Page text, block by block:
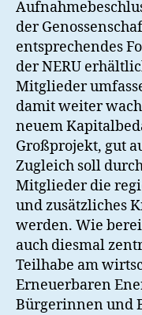
der
entsprechendes
der NERU
Mitglieder
damit weiter
neuem
Großprojekt, gut
Zugleich soll
Mitglieder die
und zusätzliches
werden. Wie
auch diesmal
Teilhabe am
Erneuerbaren
Bürgerinnen und